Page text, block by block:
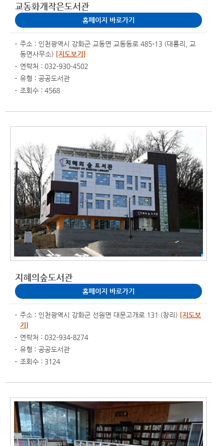
교동화개작은도서관
홈페이지 바로가기
주소 : 인천광역시 강화군 교동면 교동동로 485-13 (대룡리, 교
동면사무소) [지도보기]
연락처 : 032-930-4502
유형 : 공공도서관
조회수 : 4568
지혜의숲도서관
홈페이지 바로가기
주소 : 인천광역시 강화군 선원면 대문고개로 131 (창리) [지도보
기]
연락처 : 032-934-8274
유형 : 공공도서관
조회수 : 3124